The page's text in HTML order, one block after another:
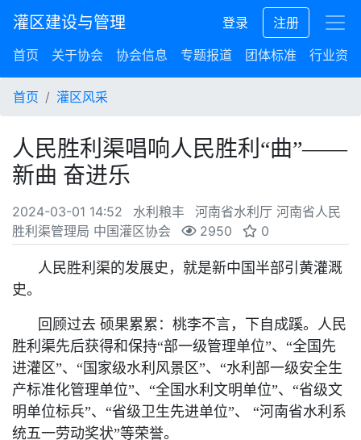
灌区建设与管理 登录
注册
首页
关于协会 协会信息 专题报道 团体标准 行业资讯
首页 灌区风采
人民胜利渠唱响人民胜利“曲”——
新曲 奋进乐
2024-03-01 14:52 水利粮丰
河南省水利厅 河南省人民
胜利渠管理局 中国灌区协会
2950 0
人民胜利渠的发展史，就是新中国半部引黄灌溉
史。
回顾过去 硕果累累：桃李不言，下自成蹊。人民
胜利渠先后获得和保持“部一级管理单位”、 “全国先
进灌区”、 “国家级水利风景区”、“水利部一级安全生
产标准化管理单位”、“全国水利文明单位”、“省级文
明单位标兵”、“省级卫生先进单位”、 “河南省水利系
统五一劳动奖状”等荣誉。